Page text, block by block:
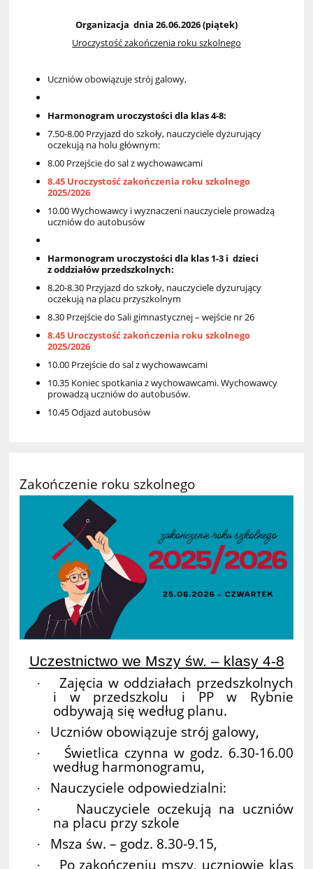
Organizacja dnia 26.06.2026 (piątek)
Uroczystość zakończenia roku szkolnego
Uczniów obowiązuje strój galowy,
Harmonogram uroczystości dla klas 4-8:
7.50-8.00 Przyjazd do szkoły, nauczyciele dyżurujący
oczekują na holu głównym:
8.00 Przejście do sal z wychowawcami
8.45 Uroczystość zakończenia roku szkolnego
2025/2026
10.00 Wychowawcy i wyznaczeni nauczyciele prowadzą
uczniów do autobusów
Harmonogram uroczystości dla klas 1-3 i dzieci
z oddziałów przedszkolnych:
8.20-8.30 Przyjazd do szkoły, nauczyciele dyżurujący
oczekują na placu przyszkolnym
8.30 Przejście do Sali gimnastycznej – wejście nr 26
8.45 Uroczystość zakończenia roku szkolnego
2025/2026
10.00 Przejście do sal z wychowawcami
10.35 Koniec spotkania z wychowawcami. Wychowawcy
prowadzą uczniów do autobusów.
10.45 Odjazd autobusów
Zakończenie roku szkolnego
Uczestnictwo we Mszy św. – klasy 4-8
·
Zajęcia w oddziałach przedszkolnych
i w przedszkolu i PP w Rybnie
odbywają się według planu.
· Uczniów obowiązuje strój galowy,
·
Świetlica czynna w godz. 6.30-16.00
według harmonogramu,
· Nauczyciele odpowiedzialni:
·
Nauczyciele oczekują na uczniów
na placu przy szkole
· Msza św. – godz. 8.30-9.15,
·
Po zakończeniu mszy, uczniowie klas